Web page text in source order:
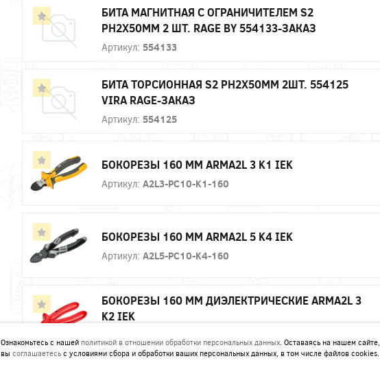
БИТА МАГНИТНАЯ С ОГРАНИЧИТЕЛЕМ S2
PH2X50ММ 2 ШТ. RAGE BY 554133-ЗАКАЗ
Артикул: 554133
БИТА ТОРСИОННАЯ S2 PH2X50ММ 2ШТ. 554125
VIRA RAGE-ЗАКАЗ
Артикул: 554125
БОКОРЕЗЫ 160 ММ ARMA2L 3 K1 IEK
Артикул: A2L3-PC10-K1-160
БОКОРЕЗЫ 160 ММ ARMA2L 5 K4 IEK
Артикул: A2L5-PC10-K4-160
БОКОРЕЗЫ 160 ММ ДИЭЛЕКТРИЧЕСКИЕ ARMA2L 3
K2 IEK
Ознакомьтесь с нашей политикой в отношении обработки персональных данных. Оставаясь на нашем сайте,
вы соглашаетесь с условиями сбора и обработки ваших персональных данных, в том числе файлов cookies.